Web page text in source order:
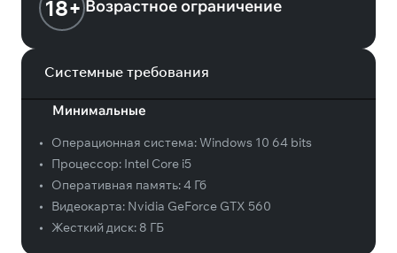
18+ Возрастное ограничение
Системные требования
Минимальные
• Операционная система:Windows 10 64 bits
•
Процессор: Intel Core i5
•
Оперативная память:4 Гб
•
Видеокарта: Nvidia GeForce GTX 560
•
Жесткий диск: 8 ГБ